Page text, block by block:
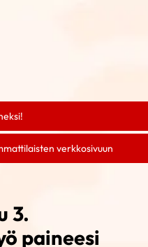
verkkosivuun
3.
paineesi